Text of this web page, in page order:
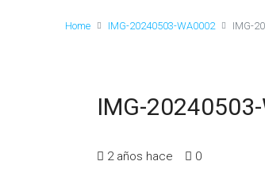
Home IMG-20240503-WA0002 IMG-
IMG-
2 años hace 0